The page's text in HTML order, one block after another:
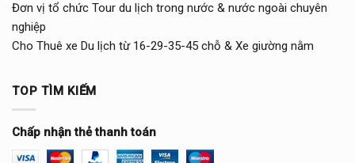
Đơn vị tổ chức Tour du lịch trong nước & nước ngoài chuyên
nghiệp
Cho Thuê xe Du lịch từ 16-29-35-45 chỗ & Xe giường nằm
TOP TÌM KIẾM
Chấp nhận thẻ thanh toán